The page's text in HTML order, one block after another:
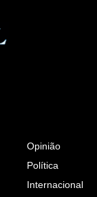
Opinião
Política
Internacional